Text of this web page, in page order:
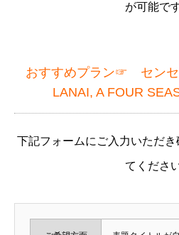
が可能です
おすすめプラン☞
セン
LANAI, A FOUR
下記フォームにご入力いただ
てください